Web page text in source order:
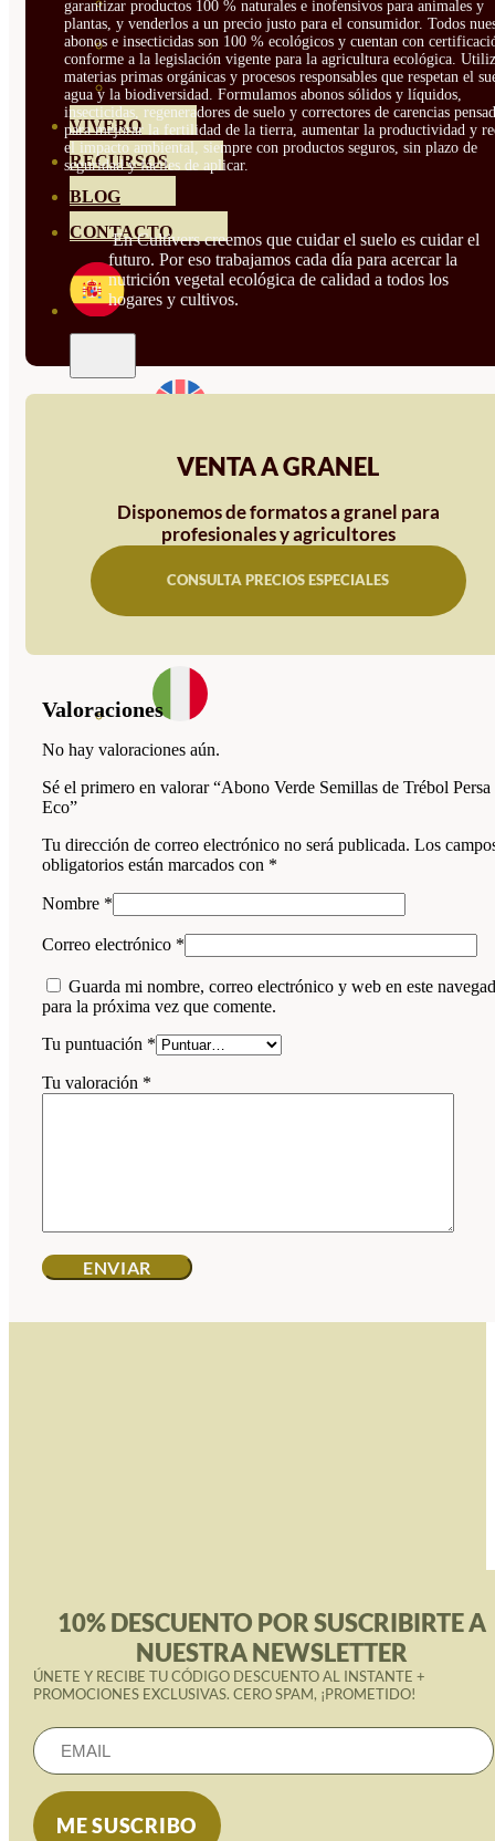
ROSALES
GERANIOS
VIVERO
RECURSOS
BLOG
CONTACTO
garantizar productos 100 % naturales e inofensivos para animales y
plantas, y venderlos a un precio justo para el consumidor. Todos
abonos e insecticidas son 100 % ecológicos y cuentan con
conforme a la legislación vigente para la agricultura ecológica.
materias primas orgánicas y procesos responsables que respetan el
agua y la biodiversidad. Formulamos abonos sólidos y líquidos,
insecticidas, regeneradores de suelo y correctores de carencias
para mejorar la fertilidad de la tierra, aumentar la productividad y
el impacto ambiental, siempre con productos seguros, sin plazo de
seguridad y fáciles de aplicar.
En Cultivers creemos que cuidar el suelo es cuidar el
futuro. Por eso trabajamos cada día para acercar la
nutrición vegetal ecológica de calidad a todos los
hogares y cultivos.
VENTA A GRANEL
Disponemos de formatos a granel para
profesionales y agricultores
CONSULTA PRECIOS ESPECIALES
Valoraciones
No hay valoraciones aún.
Sé el primero en valorar “Abono Verde Semillas de Trébol Persa
Eco”
Tu dirección de correo electrónico no será publicada. Los
obligatorios están marcados con *
Nombre *
Correo electrónico *
Guarda mi nombre, correo electrónico y web en este
para la próxima vez que comente.
Tu puntuación *
Tu valoración *
10% DESCUENTO POR SUSCRIBIRTE A
NUESTRA NEWSLETTER
ÚNETE Y RECIBE TU CÓDIGO DESCUENTO AL INSTANTE +
PROMOCIONES EXCLUSIVAS. CERO SPAM, ¡PROMETIDO!